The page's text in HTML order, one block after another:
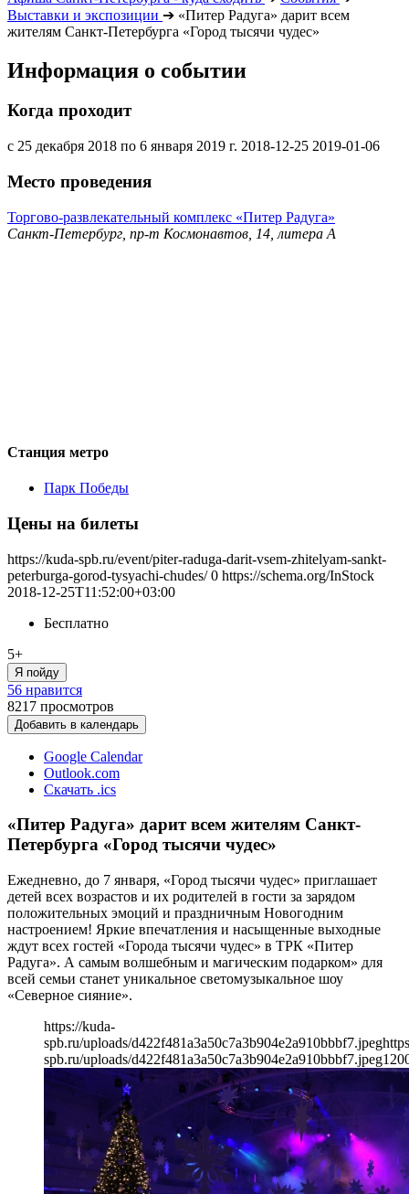
Выставки и экспозиции ➔ «Питер Радуга» дарит всем
жителям Санкт-Петербурга «Город тысячи чудес»
Информация о событии
Когда проходит
с 25 декабря 2018 по 6 января 2019 г. 2018-12-25 2019-01-06
Место проведения
Торгово-развлекательный комплекс «Питер Радуга»
Санкт-Петербург, пр-т Космонавтов, 14, литера А
Станция метро
Парк Победы
Цены на билеты
https://kuda-spb.ru/event/piter-raduga-darit-vsem-zhitelyam-sankt-
peterburga-gorod-tysyachi-chudes/ 0 https://schema.org/InStock
2018-12-25T11:52:00+03:00
Бесплатно
5+
Я пойду
56 нравится
8217 просмотров
Добавить в календарь
Google Calendar
Outlook.com
Скачать .ics
«Питер Радуга» дарит всем жителям Санкт-
Петербурга «Город тысячи чудес»
Ежедневно, до 7 января, «Город тысячи чудес» приглашает
детей всех возрастов и их родителей в гости за зарядом
положительных эмоций и праздничным Новогодним
настроением! Яркие впечатления и насыщенные выходные
ждут всех гостей «Города тысячи чудес» в ТРК «Питер
Радуга». А самым волшебным и магическим подарком» для
всей семьи станет уникальное светомузыкальное шоу
«Северное сияние».
https://kuda-
spb.ru/uploads/d422f481a3a50c7a3b904e2a910bbbf7.jpeg
spb.ru/uploads/d422f481a3a50c7a3b904e2a910bbbf7.jpeg